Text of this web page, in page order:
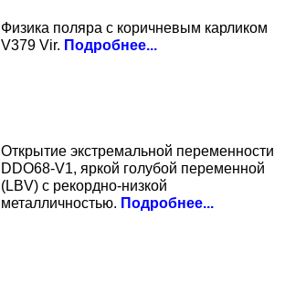
Физика поляра с коричневым карликом
V379 Vir. Подробнее...
Открытие экстремальной переменности
DDO68-V1, яркой голубой переменной
(LBV) с рекордно-низкой
металличностью. Подробнее...